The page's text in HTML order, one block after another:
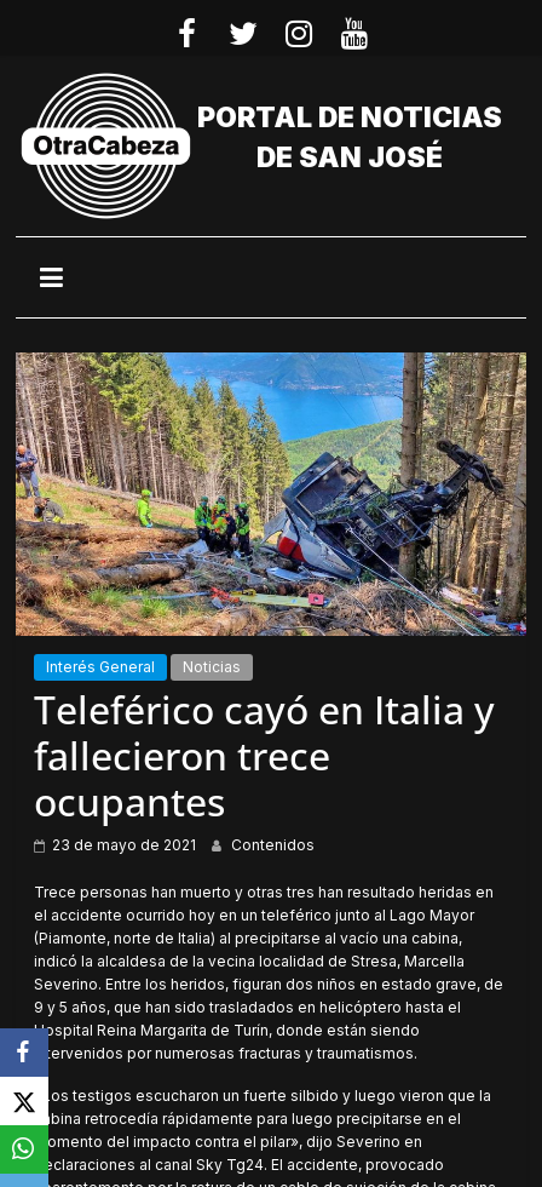
PORTAL DE NOTICIAS
DE SAN JOSÉ
Interés General Noticias
Teleférico cayó en Italia y
fallecieron trece
ocupantes
23 de mayo de 2021 Contenidos
Trece personas han muerto y otras tres han resultado heridas en
el accidente ocurrido hoy en un teleférico junto al Lago Mayor
(Piamonte, norte de Italia) al precipitarse al vacío una cabina,
indicó la alcaldesa de la vecina localidad de Stresa, Marcella
Severino. Entre los heridos, figuran dos niños en estado grave, de
9 y 5 años, que han sido trasladados en helicóptero hasta el
Hospital Reina Margarita de Turín, donde están siendo
intervenidos por numerosas fracturas y traumatismos.
«Los testigos escucharon un fuerte silbido y luego vieron que la
cabina retrocedía rápidamente para luego precipitarse en el
momento del impacto contra el pilar», dijo Severino en
declaraciones al canal Sky Tg24. El accidente, provocado